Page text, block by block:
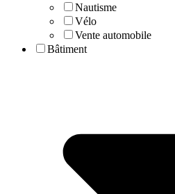
Nautisme
Vélo
Vente automobile
Bâtiment